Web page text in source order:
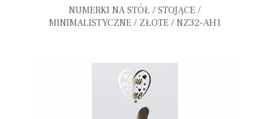
NUMERKI NA STÓŁ / STOJĄCE /
MINIMALISTYCZNE / ZŁOTE / NZ32-AH1